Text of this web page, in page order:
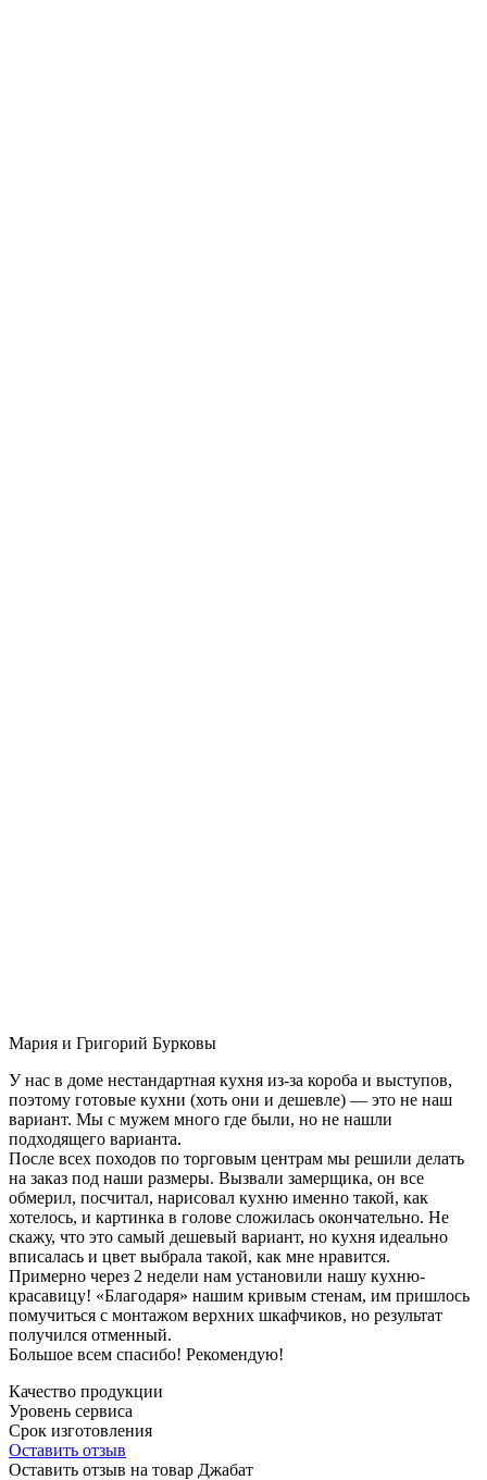
Мария и Григорий Бурковы
У нас в доме нестандартная кухня из-за короба и выступов,
поэтому готовые кухни (хоть они и дешевле) — это не наш
вариант. Мы с мужем много где были, но не нашли
подходящего варианта.
После всех походов по торговым центрам мы решили делать
на заказ под наши размеры. Вызвали замерщика, он все
обмерил, посчитал, нарисовал кухню именно такой, как
хотелось, и картинка в голове сложилась окончательно. Не
скажу, что это самый дешевый вариант, но кухня идеально
вписалась и цвет выбрала такой, как мне нравится.
Примерно через 2 недели нам установили нашу кухню-
красавицу! «Благодаря» нашим кривым стенам, им пришлось
помучиться с монтажом верхних шкафчиков, но результат
получился отменный.
Большое всем спасибо! Рекомендую!
Качество продукции
Уровень сервиса
Срок изготовления
Оставить отзыв
Оставить отзыв на товар Джабат